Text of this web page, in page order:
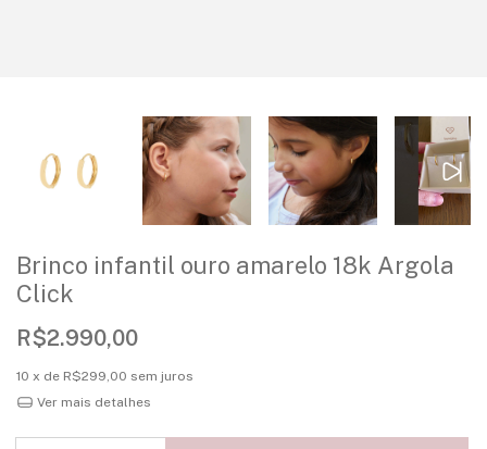
Brinco infantil ouro amarelo 18k Argola
Click
R$2.990,00
10 x de R$299,00 sem juros
Ver mais detalhes